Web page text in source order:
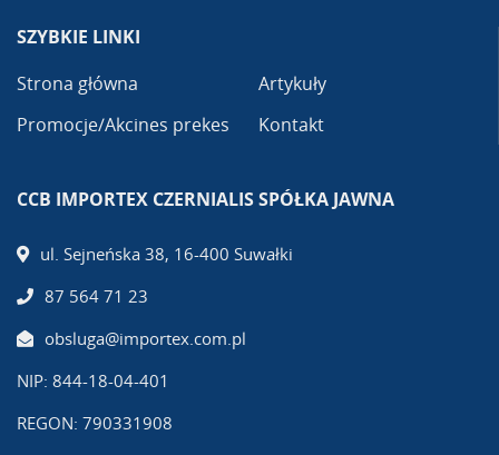
SZYBKIE LINKI
Strona główna
Promocje/Akcines prekes
Artykuły
Kontakt
CCB IMPORTEX CZERNIALIS SPÓŁKA JAWNA
ul. Sejneńska 38, 16-400 Suwałki
87 564 71 23
obsluga@importex.com.pl
NIP: 844-18-04-401
REGON: 790331908